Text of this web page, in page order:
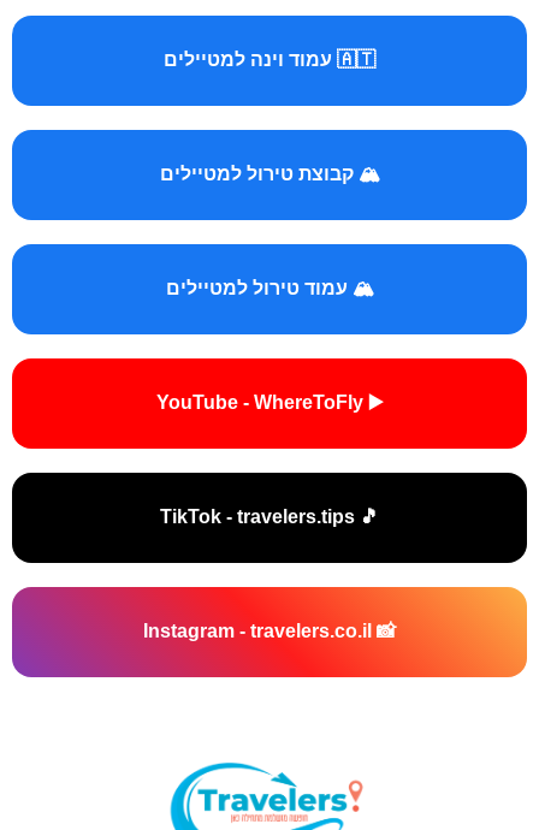
🇦🇹 עמוד וינה למטיילים
🏔️ קבוצת טירול למטיילים
🏔️ עמוד טירול למטיילים
▶️ YouTube - WhereToFly
🎵 TikTok - travelers.tips
📸 Instagram - travelers.co.il